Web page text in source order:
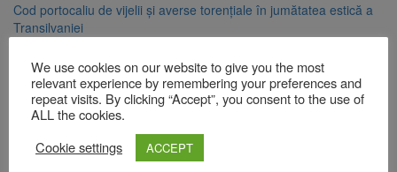
Cod portocaliu de vijelii și averse torențiale în jumătatea estică a
Transilvaniei
Bărbat din Victoria, reținut după ce și-ar fi agresat soția de două
ori în câteva zile
6 august 2026
Urmele atelajului i-au condus pe polițiști la cioate. Bărbat prins în
We use cookies on our website to give you the most
relevant experience by remembering your preferences and
repeat visits. By clicking “Accept”, you consent to the use of
ALL the cookies.
Cookie settings
ACCEPT